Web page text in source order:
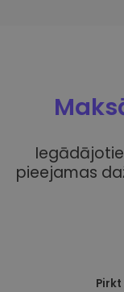
pieejamas